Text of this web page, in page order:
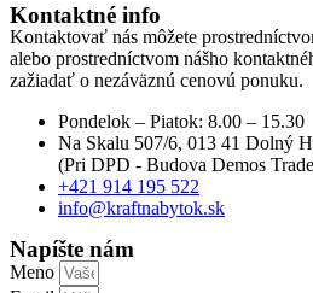
Kontaktné info
Kontaktovať nás môžete
alebo prostredníctvom nášho
zažiadať o nezáväznú cenovú ponuku.
Pondelok – Piatok: 8.00 – 15.30
Na Skalu 507/6, 013 41 Dolný
(Pri DPD - Budova Demos
+421 914 195 522
info@kraftnabytok.sk
Napíšte nám
Meno